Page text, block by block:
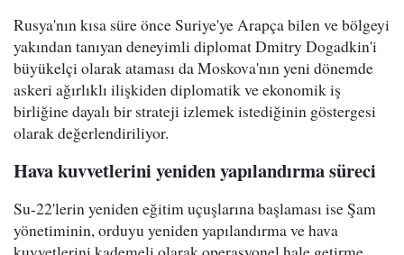
Rusya'nın kısa süre önce Suriye'ye Arapça bilen ve bölgeyi
yakından tanıyan deneyimli diplomat Dmitry Dogadkin'i
büyükelçi olarak ataması da Moskova'nın yeni dönemde
askeri ağırlıklı ilişkiden diplomatik ve ekonomik iş
birliğine dayalı bir strateji izlemek istediğinin göstergesi
olarak değerlendiriliyor.
Hava kuvvetlerini yeniden yapılandırma süreci
Su-22'lerin yeniden eğitim uçuşlarına başlaması ise Şam
yönetiminin, orduyu yeniden yapılandırma ve hava